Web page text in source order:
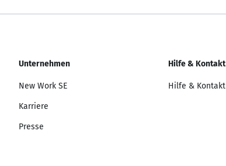
Unternehmen
New Work SE
Karriere
Presse
Hilfe & Kontakt
Hilfe & Kontakt